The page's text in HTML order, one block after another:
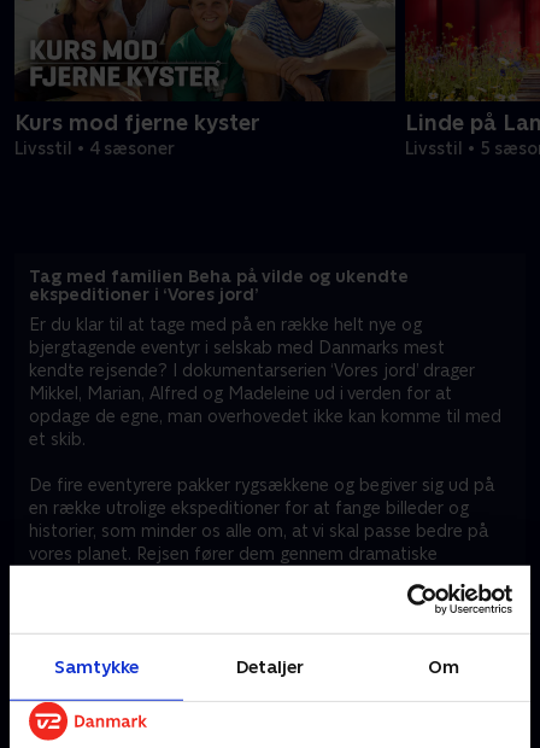
Samtykke Detaljer Om
Kurs mod fjerne kyster
Livsstil • 4 sæsoner
Linde på
Livsstil • 5
Tag med familien Beha på vilde og ukendte
ekspeditioner i ‘Vores jord’
Er du klar til at tage med på en række helt nye og
bjergtagende eventyr i selskab med Danmarks mest
kendte rejsende? I dokumentarserien ‘Vores jord’ drager
Mikkel, Marian, Alfred og Madeleine ud i verden for at
opdage de egne, man overhovedet ikke kan komme til med
et skib.
De fire eventyrere pakker rygsækkene og begiver sig ud på
en række utrolige ekspeditioner for at fange billeder og
historier, som minder os alle om, at vi skal passe bedre på
vores planet. Rejsen fører dem gennem dramatiske
verdens største regnskov, Amazonas, hvor familien møder
rejseberetninger i ‘Vores jord’ oplever du, hvordan de fire
familiemedlemmer må splitte op undervejs for at dække